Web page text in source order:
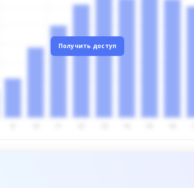
Получить доступ